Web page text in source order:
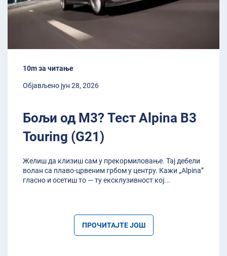
10m за читање
Објављено јун 28, 2026
Бољи од M3? Тест Alpina B3
Touring (G21)
Желиш да клизиш сам у прекормиловање. Тај дебели
волан са плаво-црвеним грбом у центру. Кажи „Alpina”
гласно и осетиш то — ту ексклузивност кој...
ПРОЧИТАЈТЕ ЈОШ